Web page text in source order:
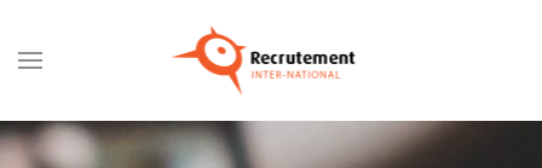
Passer au contenu principal